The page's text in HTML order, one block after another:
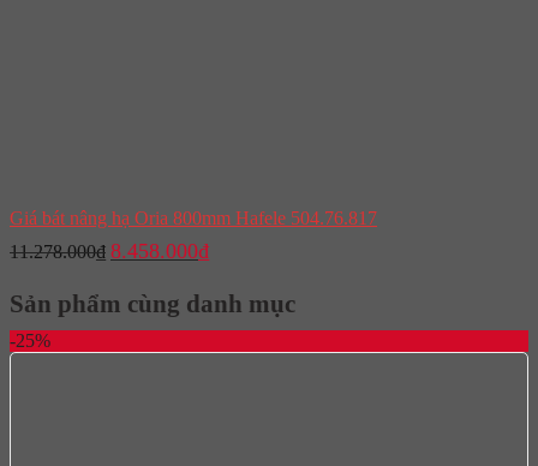
Giá bát nâng hạ Oria 800mm Hafele 504.76.817
11.278.000₫ Giá
11.278.000₫.
8.458.000₫Giá
là:
8.458.000₫.
Sản phẩm cùng danh mục
-25%